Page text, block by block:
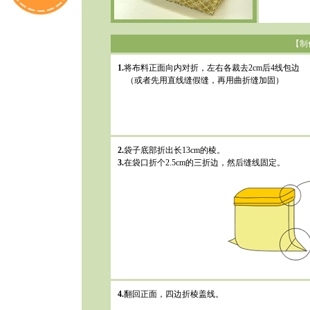
【
1.将布料正面向内对折，左右各裁去2cm后4线包边
（或者先用直线缝假缝，再用曲折缝加固）
2.袋子底部折出长13cm的棱。
3.在袋口折个2.5cm的三折边，然后缝线固定。
4.翻回正面，四边折棱盖线。